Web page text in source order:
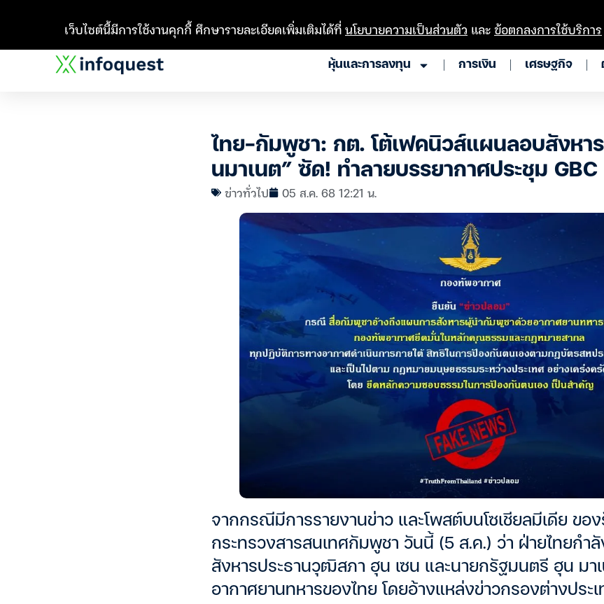
หุ้นและการลงทุน การเงิน เศรษฐกิจ
ไทย-กัมพูชา: กต. โต้เฟคนิวส์แผนลอบสังหา
นมาเนต” ซัด! ทำลายบรรยากาศประชุม GBC
ข่าวทั่วไป 05 ส.ค. 68 12:21 น.
จากกรณีมีการรายงานข่าว และโพสต์บนโซเชียลมีเดีย ขอ
กระทรวงสารสนเทศกัมพูชา วันนี้ (5 ส.ค.) ว่า ฝ่ายไทยกำ
สังหารประธานวุฒิสภา ฮุน เซน และนายกรัฐมนตรี ฮุน มา
อากาศยานทหารของไทย โดยอ้างแหล่งข่าวกรองต่างประ
เว็บไซต์นี้มีการใช้งานคุกกี้ ศึกษารายละเอียดเพิ่มเติมได้ที่นโยบายความเป็นส่วนตัว และข้อตกลงการใช้บริการ